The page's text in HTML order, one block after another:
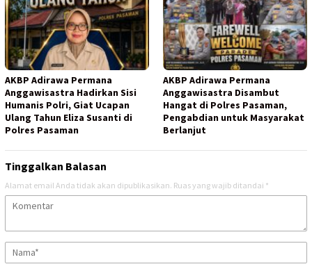
AKBP Adirawa Permana
Anggawisastra Hadirkan Sisi
Humanis Polri, Giat Ucapan
Ulang Tahun Eliza Susanti di
Polres Pasaman
AKBP Adirawa Permana
Anggawisastra Disambut
Hangat di Polres Pasaman,
Pengabdian untuk Masyarakat
Berlanjut
Tinggalkan Balasan
Alamat email Anda tidak akan dipublikasikan. Ruas yang wajib ditandai *